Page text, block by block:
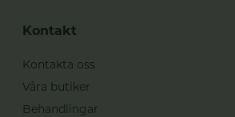
Kontakt
Kontakta oss
Våra butiker
Behandlingar